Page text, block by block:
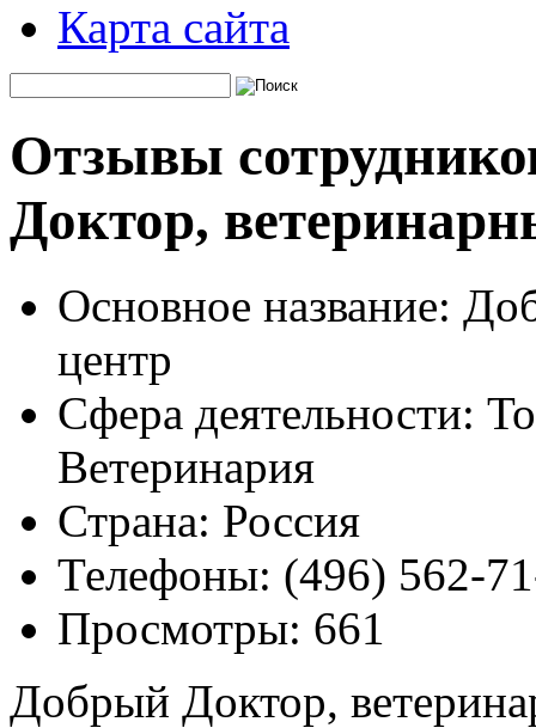
Карта сайта
Отзывы
Доктор,
Основное название:
центр
Сфера деятельности:
Ветеринария
Страна: Россия
Телефоны: (496) 562-
Просмотры: 661
Добрый Доктор,